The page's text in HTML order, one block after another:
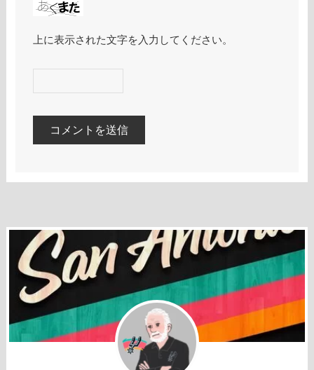
上に表示された文字を入力してください。